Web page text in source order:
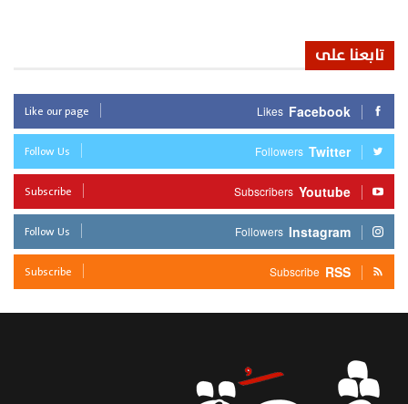
تابعنا على
Facebook
Likes
Like our page
Twitter
Followers
Follow Us
Youtube
Subscribers
Subscribe
Instagram
Followers
Follow Us
RSS
Subscribe
Subscribe